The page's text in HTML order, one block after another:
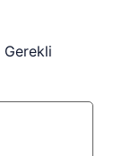
Gerekli